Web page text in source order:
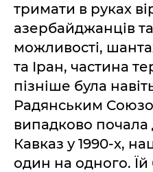
тримати в руках
азербайджанців
можливості,
та Іран, частина
пізніше була
Радянським
випадково почала
Кавказ у 1990-х,
один на одного.